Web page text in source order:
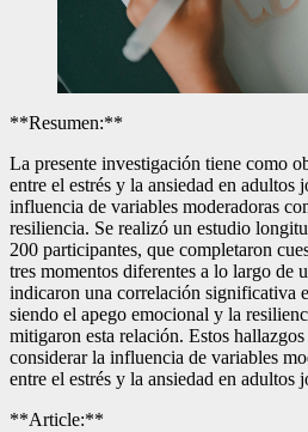
**Resumen:**
La presente investigación tiene como
entre el estrés y la ansiedad en adultos
influencia de variables moderadoras
resiliencia. Se realizó un estudio
200 participantes, que completaron
tres momentos diferentes a lo largo de
indicaron una correlación significativa
siendo el apego emocional y la
mitigaron esta relación. Estos
considerar la influencia de variables
entre el estrés y la ansiedad en adultos
**Article:**